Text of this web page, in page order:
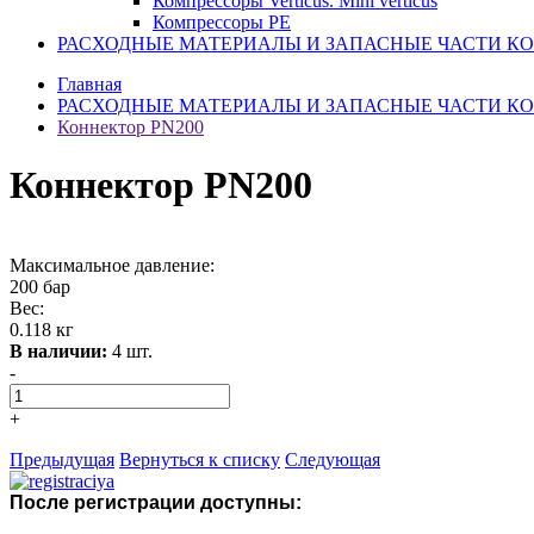
Компрессоры PE
РАСХОДНЫЕ МАТЕРИАЛЫ И ЗАПАСНЫЕ ЧАСТИ
Главная
РАСХОДНЫЕ МАТЕРИАЛЫ И ЗАПАСНЫЕ ЧАСТИ
Коннектор PN200
Коннектор PN200
Максимальное давление:
200 бар
Вес:
0.118 кг
В наличии: 4 шт.
-
+
Предыдущая Вернуться к списку Следующая
После регистрации доступны: